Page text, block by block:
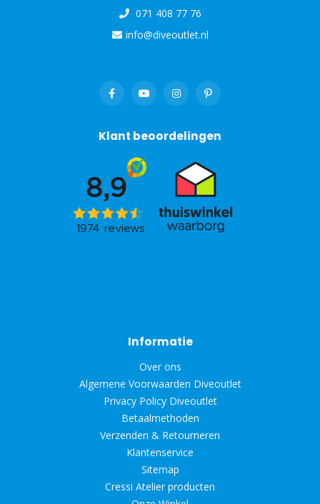
071 408 77 76
info@diveoutlet.nl
Klant beoordelingen
Informatie
Over ons
Algemene Voorwaarden Diveoutlet
Privacy Policy Diveoutlet
Betaalmethoden
Verzenden & Retourneren
Klantenservice
Sitemap
Cressi Atelier producten